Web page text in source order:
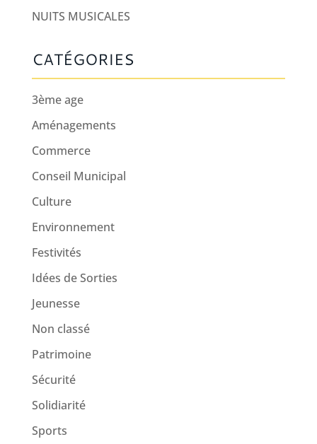
NUITS MUSICALES
CATÉGORIES
3ème age
Aménagements
Commerce
Conseil Municipal
Culture
Environnement
Festivités
Idées de Sorties
Jeunesse
Non classé
Patrimoine
Sécurité
Solidiarité
Sports